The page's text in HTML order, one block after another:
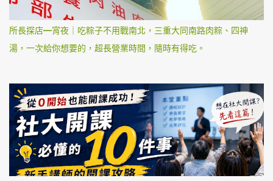
所長探店—宵夜｜吃粽子不用戰南北，三重大同南路肉粽、四神
湯，一次給你想要的，超長營業時間，隨時有得吃。